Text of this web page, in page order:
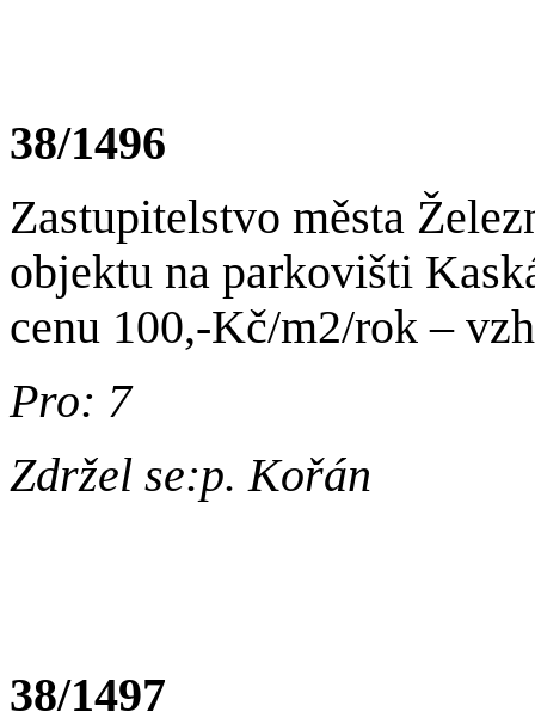
38/1496
Zastupitelstvo města
objektu na parkovišti
cenu 100,-Kč/m2/rok –
Pro: 7
Zdržel se:p. Kořán
38/1497